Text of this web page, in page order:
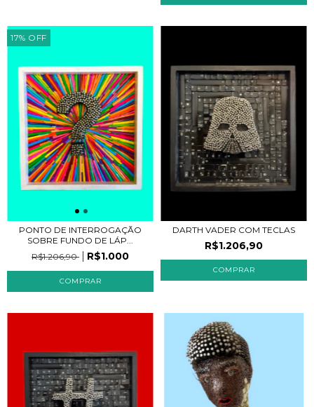
17% OFF
PONTO DE INTERROGAÇÃO
SOBRE FUNDO DE LÁP...
R$1.206,90
R$1.000
DARTH VADER COM TECLAS
R$1.206,90